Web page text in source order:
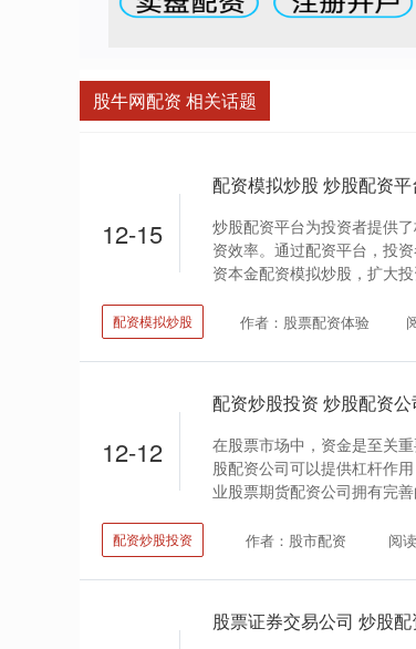
股牛网配资 相关话题
12-15
配资模拟炒股 炒股配资
炒股配资平台为投资者提供
资效率。通过配资平台，投
资本金配资模拟炒股，扩大
配资模拟炒股 作者：股票配资体验
12-12
配资炒股投资 炒股配资
在股票市场中，资金是至关
股配资公司可以提供杠杆作
业股票期货配资公司拥有完
配资炒股投资 作者：股市配资 阅
股票证券交易公司 炒股